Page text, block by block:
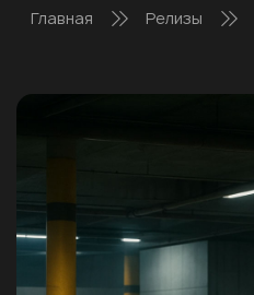
Главная Релизы